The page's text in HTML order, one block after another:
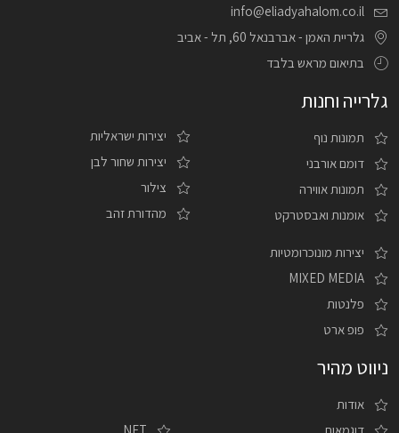
info@eliadyahalom.co.il
גלריית האמן - אברבנאל 60, תל - אביב
בתיאום מראש בלבד
גלרייה וחנות
תמונות נוף
דומם אורבני
תמונות אווירה
אומנות ואבסטרקט
יצירות ישראליות
יצירות שחור לבן
צילור
מהדורת זהב
יצירות מונוכרומטיות
MIXED MEDIA
פלנטות
פופ ארט
ניווט מהיר
אודות